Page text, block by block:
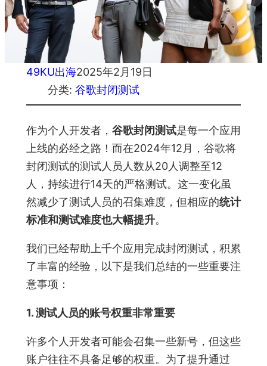
49KU出海2025年2月19日
分类: 谷歌封闭测试
作为个人开发者， 谷歌封闭测试是每一个应用
上线的必经之路！而在2024年12月，谷歌将
封闭测试的测试人员人数从20人调整至12
人，持续进行14天的严格测试。这一变化虽
然减少了测试人员的召集难度，但相应的统计
标准和测试难度也大幅提升。
我们已经帮助上千个应用完成封闭测试，积累
了丰富的经验，以下是我们总结的一些重要注
意事项：
1. 测试人员的账号权重非常重要
许多个人开发者可能会召集一些新号，但这些
账户往往不具备足够的权重。为了提升通过